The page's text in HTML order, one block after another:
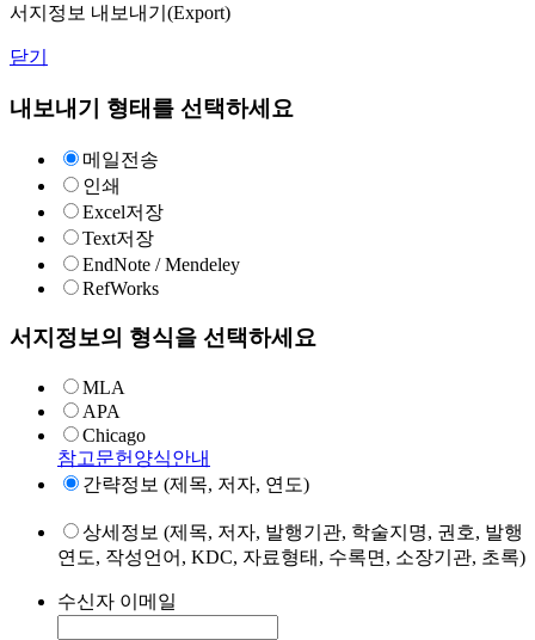
서지정보 내보내기(Export)
닫기
내보내기 형태를 선택하세요
메일전송
인쇄
Excel저장
Text저장
EndNote / Mendeley
RefWorks
서지정보의 형식을 선택하세요
MLA
APA
Chicago
참고문헌양식안내
간략정보 (제목, 저자, 연도)
상세정보 (제목, 저자, 발행기관, 학술지명, 권호, 발행
연도, 작성언어, KDC, 자료형태, 수록면, 소장기관, 초록)
수신자 이메일